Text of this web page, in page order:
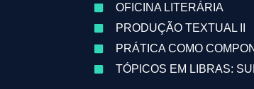
OFICINA LITERÁRIA
PRODUÇÃO TEXTUAL II
PRÁTICA COMO
TÓPICOS EM LIBRAS: